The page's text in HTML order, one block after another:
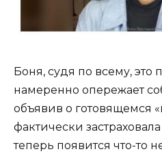
Боня, судя по всему, это
намеренно опережает
объявив о готовящемся
фактически
теперь появится что-то